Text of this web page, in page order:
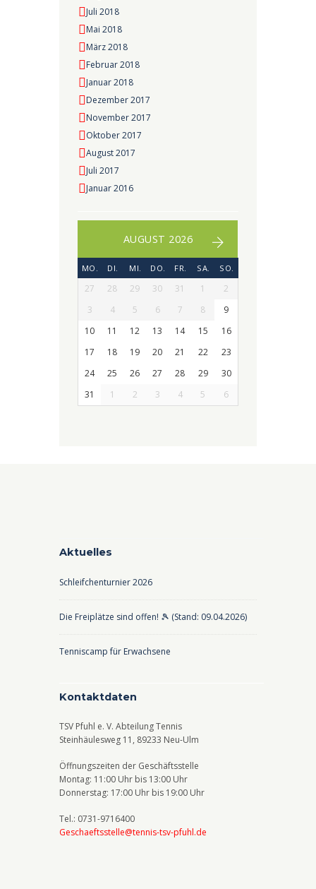
Juli 2018
Mai 2018
März 2018
Februar 2018
Januar 2018
Dezember 2017
November 2017
Oktober 2017
August 2017
Juli 2017
Januar 2016
AUGUST 2026
MO. DI. MI. DO. FR. SA. SO.
27 28 29 30 31 1
2
3
4 5 6 7 8
9
10
11 12 13 14 15
16
17
18 19 20 21 22
23
24
25 26 27 28 29
30
31
1 2 3 4 5 6
Aktuelles
Schleifchenturnier 2026
Die Freiplätze sind offen! 🎾 (Stand: 09.04.2026)
Tenniscamp für Erwachsene
Kontaktdaten
TSV Pfuhl e. V. Abteilung Tennis
Steinhäulesweg 11, 89233 Neu-Ulm
Öffnungszeiten der Geschäftsstelle
Montag: 11:00 Uhr bis 13:00 Uhr
Donnerstag: 17:00 Uhr bis 19:00 Uhr
Tel.: 0731-9716400
Geschaeftsstelle@tennis-tsv-pfuhl.de